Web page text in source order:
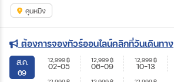
คุนหมิง
ต้องการจองทัวร์ออนไลน์คลิกที่วันเดินทาง
ส.ค.
69
12,999฿
02-05
12,999฿
06-09
12,999฿
10-13